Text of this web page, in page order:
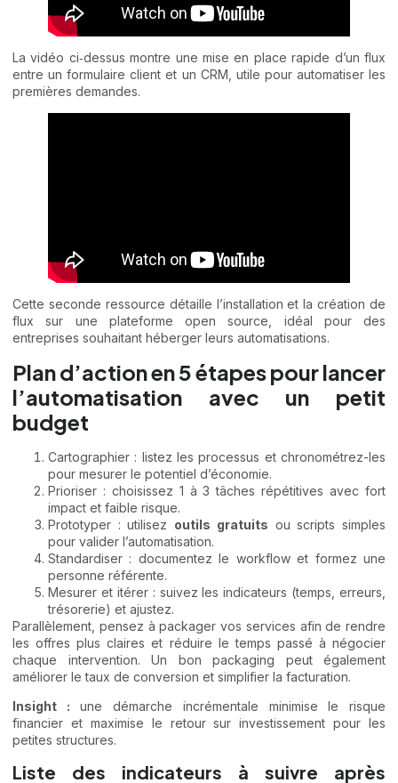
La vidéo ci‑dessus montre une mise en place rapide d’un flux
entre un formulaire client et un CRM, utile pour automatiser les
premières demandes.
Cette seconde ressource détaille l’installation et la création de
flux sur une plateforme open source, idéal pour des
entreprises souhaitant héberger leurs automatisations.
Plan d’action en 5 étapes pour lancer
l’automatisation avec un petit
budget
Cartographier : listez les processus et chronométrez-les
pour mesurer le potentiel d’économie.
Prioriser : choisissez 1 à 3 tâches répétitives avec fort
impact et faible risque.
Prototyper : utilisez outils gratuits ou scripts simples
pour valider l’automatisation.
Standardiser : documentez le workflow et formez une
personne référente.
Mesurer et itérer : suivez les indicateurs (temps, erreurs,
trésorerie) et ajustez.
Parallèlement, pensez àpackager vos services afin de rendre
les offres plus claires et réduire le temps passé à négocier
chaque intervention. Un bon packaging peut également
améliorer le taux de conversion et simplifier la facturation.
Insight : une démarche incrémentale minimise le risque
financier et maximise le retour sur investissement pour les
petites structures.
Liste des indicateurs à suivre après